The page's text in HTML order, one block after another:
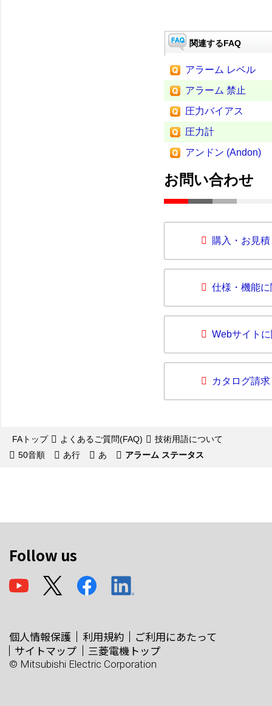
関連するFAQ
アラーム レベル
アラーム 禁止
圧力バイアス
圧力計
アンドン (Andon)
お問い合わせ
購入・お見
仕様・機能
Webサイト
カタログ請求
FAトップ よくあるご質問(FAQ)
技術用語について
50音順
あ行 あ アラーム ステータス
Follow us
個人情報保護 利用規約
ご利用にあたって
サイトマップ
三菱電機トップ
© Mitsubishi Electric Corporation